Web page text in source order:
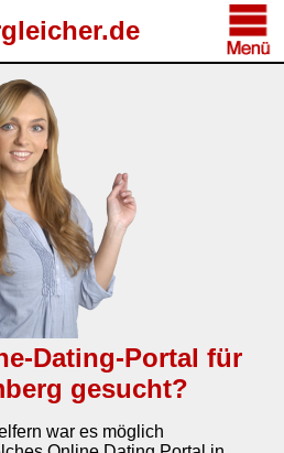
Dating-Portal für
gesucht?
war es möglich